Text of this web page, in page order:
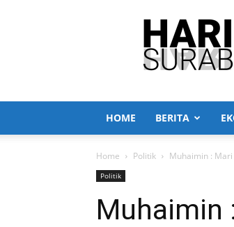
HOME BERITA
Home Politik Muhaimin :
Politik
Muhaimin